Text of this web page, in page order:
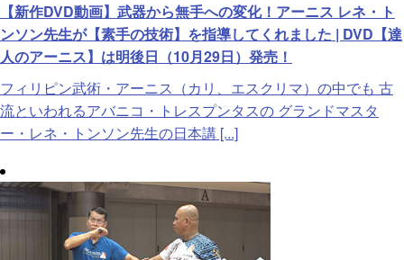
【新作DVD動画】武器から無手への変化！アーニス レネ・ト
ンソン先生が【素手の技術】を指導してくれました | DVD【達
人のアーニス】は明後日（10月29日）発売！
フィリピン武術・アーニス（カリ、エスクリマ）の中でも 古
流といわれるアバニコ・トレスプンタスの グランドマスタ
ー・レネ・トンソン先生の日本講 [...]